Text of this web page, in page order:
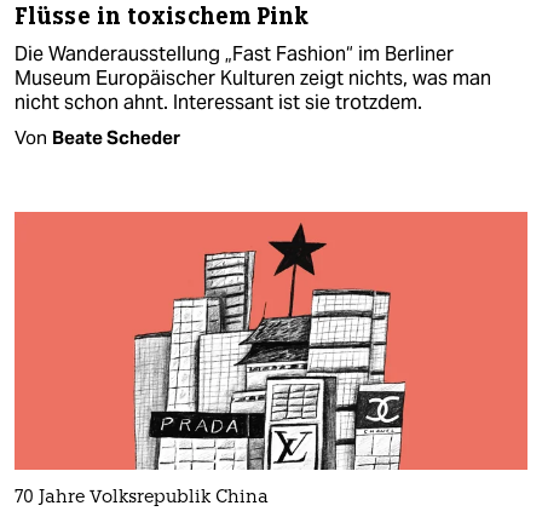
Flüsse in toxischem Pink
Die Wanderausstellung „Fast Fashion“ im Berliner
Museum Europäischer Kulturen zeigt nichts, was man
nicht schon ahnt. Interessant ist sie trotzdem.
Von Beate Scheder
70 Jahre Volksrepublik China